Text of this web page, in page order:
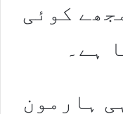
کوئی
ہے۔
ہارمون